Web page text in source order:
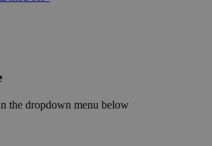
the dropdown menu below